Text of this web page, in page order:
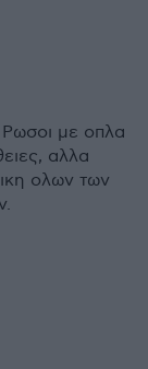
με οπλα
αλλα
ολων των